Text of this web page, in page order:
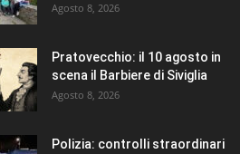
Agosto 8, 2026
Pratovecchio: il 10 agosto in
scena il Barbiere di Siviglia
Agosto 8, 2026
Polizia: controlli straordinari